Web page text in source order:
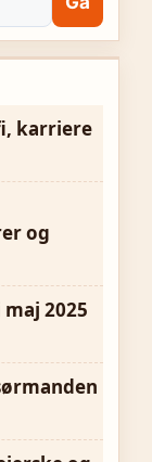
karriere
og
2025